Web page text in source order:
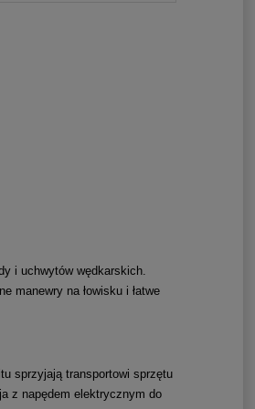
i uchwytów wędkarskich.
manewry na łowisku i łatwe
sprzyjają transportowi sprzętu
z napędem elektrycznym do